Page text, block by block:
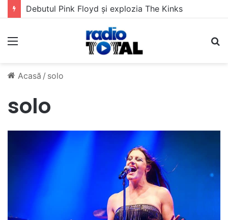
Debutul Pink Floyd și explozia The Kinks
Meniu
Acasă / solo
solo